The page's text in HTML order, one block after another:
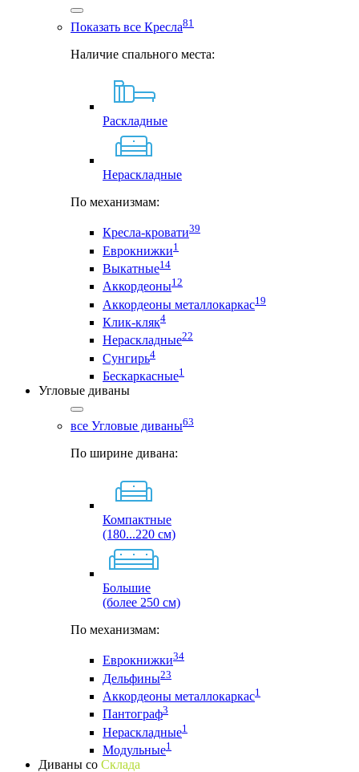
Показать все Кресла81
Наличие спального места:
Раскладные
Нераскладные
По механизмам:
Кресла-кровати39
Еврокнижки1
Выкатные14
Аккордеоны12
Аккордеоны металлокаркас19
Клик-кляк4
Нераскладные22
Сунгирь4
Бескаркасные1
Угловые диваны
все Угловые диваны63
По ширине дивана:
Компактные
(180...220 см)
Большие
(более 250 см)
По механизмам:
Еврокнижки34
Дельфины23
Аккордеоны металлокаркас1
Пантограф3
Нераскладные1
Модульные1
Диваны со Склада